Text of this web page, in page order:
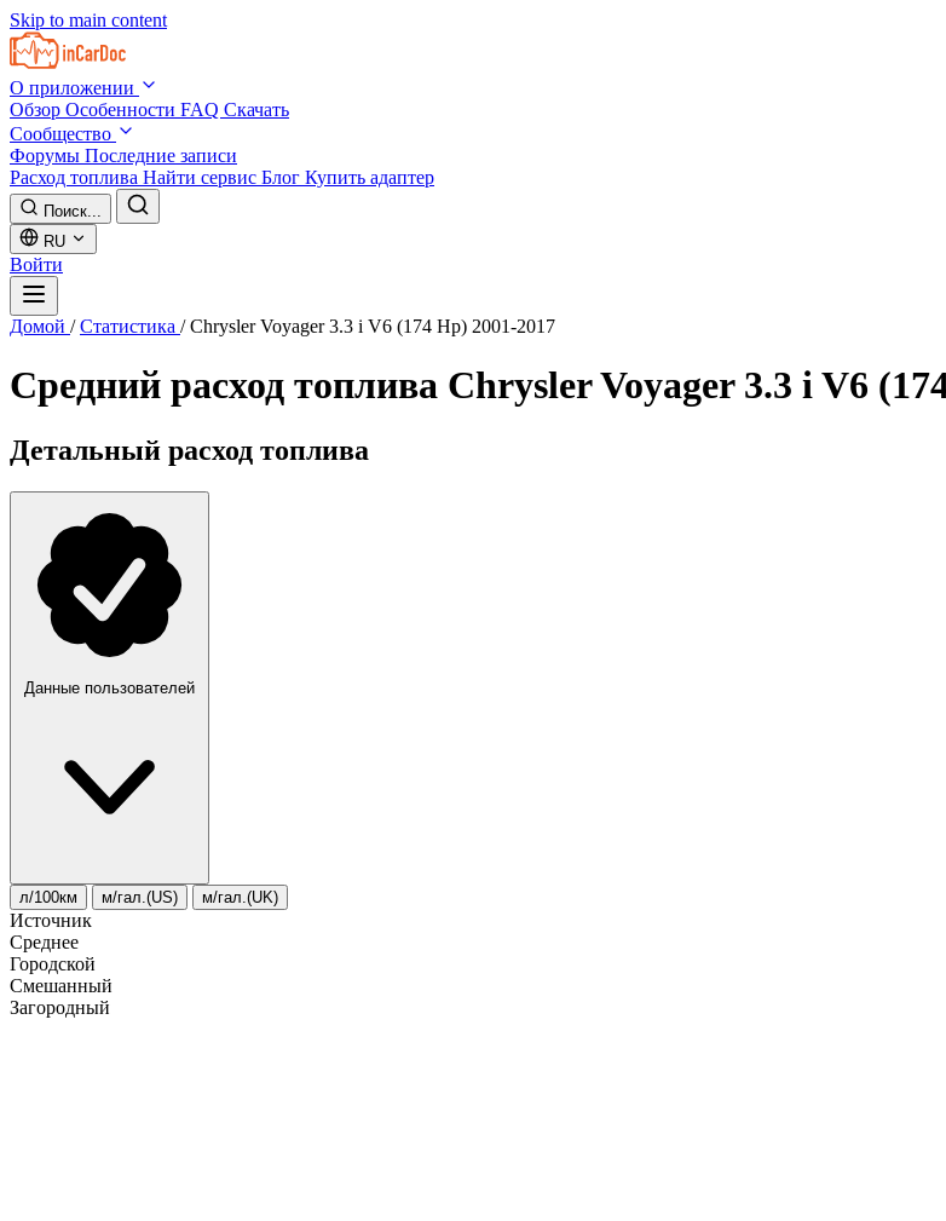
Skip to main content
О приложении
Обзор Особенности FAQ Скачать
Сообщество
Форумы Последние записи
Расход топлива Найти сервис Блог Купить адаптер
Поиск...
RU
Войти
Домой / Статистика / Chrysler Voyager 3.3 i V6 (174 Hp) 2001-2017
Средний расход топлива Chrysler Voyager 3.3 i V6
Детальный расход топлива
Данные пользователей
л/100км м/гал.(US) м/гал.(UK)
Источник
Среднее
Городской
Смешанный
Загородный